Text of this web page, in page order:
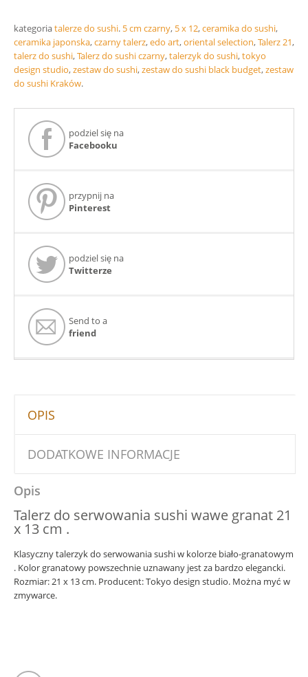
kategoriatalerze do sushi. 5 cm czarny, 5 x 12,ceramika do sushi,
ceramika japonska,czarny talerz,edo art,oriental selection,Talerz 21,
talerz do sushi,Talerz do sushi czarny,talerzyk do sushi,tokyo
design studio,zestaw do sushi,zestaw do sushi black budget,zestaw
do sushi Kraków.
podziel się na
Facebooku
przypnij na
Pinterest
podziel się na
Twitterze
Send to a
friend
OPIS
DODATKOWE INFORMACJE
Opis
Talerz do serwowania sushi wawe granat 21
x 13 cm .
Klasyczny talerzyk do serwowania sushi w kolorze biało-granatowym
. Kolor granatowy powszechnie uznawany jest za bardzo elegancki.
Rozmiar: 21 x 13 cm. Producent: Tokyo design studio. Można myć w
zmywarce.